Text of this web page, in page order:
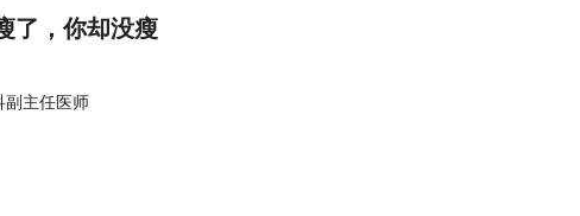
了，你却没瘦
副主任医师